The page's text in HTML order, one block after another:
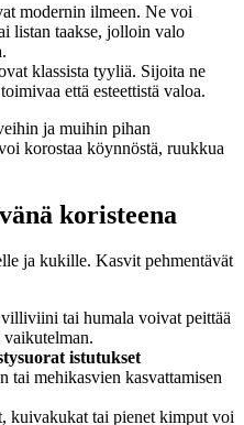
modernin ilmeen. Ne voi
listan taakse, jolloin valo
klassista tyyliä. Sijoita ne
että esteettistä valoa.
ja muihin pihan
korostaa köynnöstä, ruukkua
koristeena
ja kukille. Kasvit pehmentävät
tai humala voivat peittää
vaikutelman.
istutukset
tai mehikasvien kasvattamisen
kuivakukat tai pienet kimput voi